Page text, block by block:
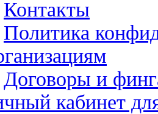
Контакты
Политика
Договоры и
кабинет